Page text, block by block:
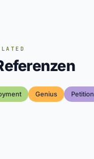
Genius Petition